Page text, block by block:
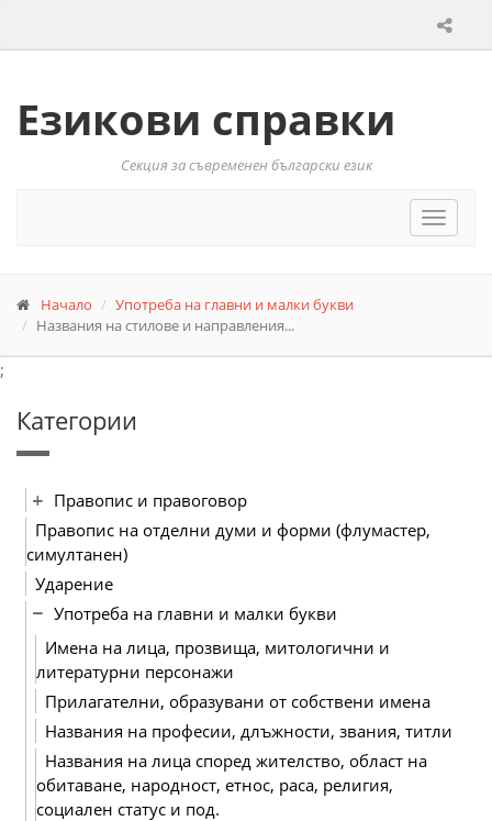
Езикови справки
Секция за съвременен български език
Toggle
Начало
Употреба на главни и малки букви
Названия на стилове и направления...
;
Категории
Правопис и правоговор
Правопис на отделни думи и форми (флумастер,
симултанен)
Ударение
Употреба на главни и малки букви
Имена на лица, прозвища, митологични и
литературни персонажи
Прилагателни, образувани от собствени имена
Названия на професии, длъжности, звания, титли
Названия на лица според жителство, област на
обитаване, народност, етнос, раса, религия,
социален статус и под.